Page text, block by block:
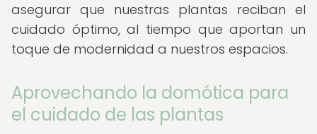
asegurar que nuestras plantas reciban el
cuidado óptimo, al tiempo que aportan un
toque de modernidad a nuestros espacios.
Aprovechando la domótica para
el cuidado de las plantas